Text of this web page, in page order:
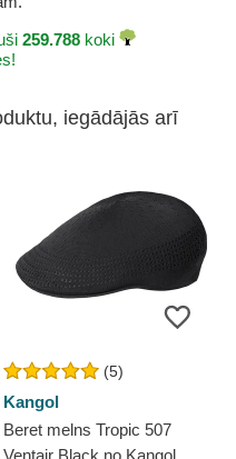
259.788 koki
iegādājās arī
(5)
Kangol
Beret melns Tropic 507